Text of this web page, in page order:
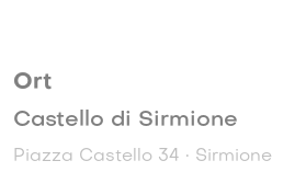
Ort
Castello di Sirmione
Piazza Castello 34 • Sirmione